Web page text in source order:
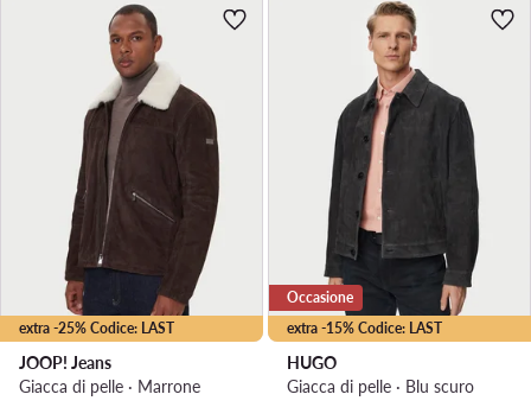
extra -25% Codice: LAST
JOOP! Jeans
Giacca di pelle · Marrone
extra -15% Codice: LAST
Occasione
HUGO
Giacca di pelle · Blu scuro